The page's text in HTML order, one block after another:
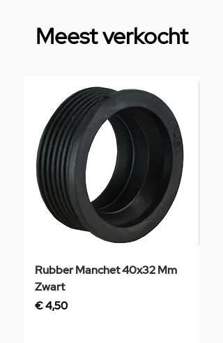
Meest verkocht
Rubber Manchet 40x32 Mm
Zwart
Prijs
€ 4,50